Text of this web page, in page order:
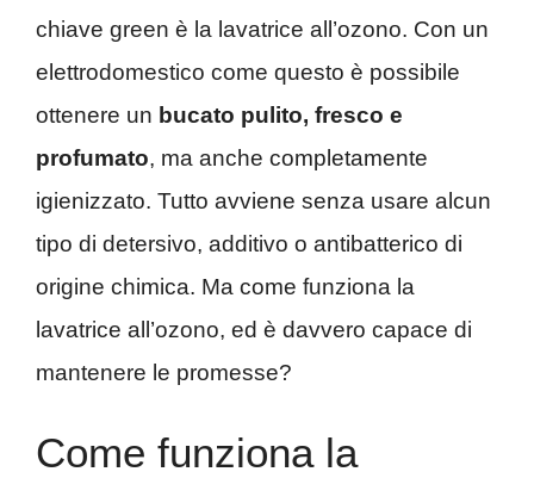
chiave green è la lavatrice all’ozono. Con un
elettrodomestico come questo è possibile
ottenere un bucato pulito, fresco e
profumato, ma anche completamente
igienizzato. Tutto avviene senza usare alcun
tipo di detersivo, additivo o antibatterico di
origine chimica. Ma come funziona la
lavatrice all’ozono, ed è davvero capace di
mantenere le promesse?
Come funziona la